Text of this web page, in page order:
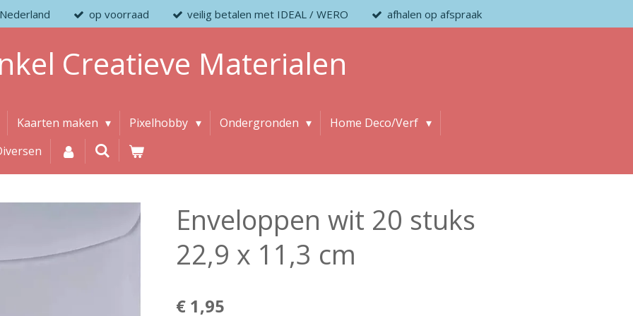
op voorraad veilig betalen met IDEAL / WERO afhalen op afspraak
Creatieve Materialen
Kaarten maken Pixelhobby Ondergronden
Home Deco/Verf
Enveloppen wit 20 stuks
22,9 x 11,3 cm
€ 1,95